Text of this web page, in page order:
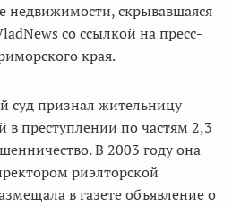
недвижимости, скрывавшаяся
со ссылкой на пресс-
края.
суд признал жительницу
в преступлении по частям 2,3
В 2003 году она
риэлторской
в газете объявление о